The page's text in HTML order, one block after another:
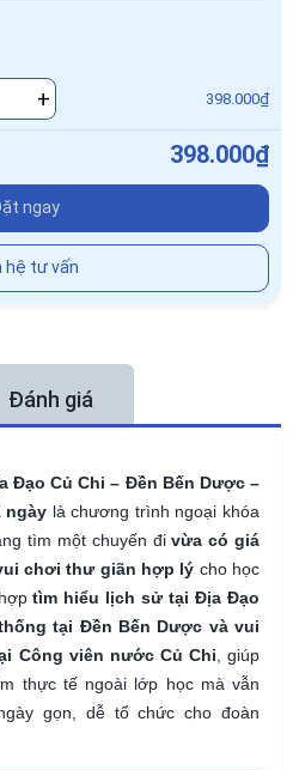
+ 398.000₫
398.000₫
ngay
hệ tư vấn
Đánh giá
Đạo Củ Chi – Đền Bến Dược –
ngày là chương trình ngoại khóa
tìm một chuyến đivừa có giá
chơi thư giãn hợp lý cho học
tìm hiểu lịch sử tại Địa Đạo
tại Đền Bến Dược và vui
Công viên nước Củ Chi , giúp
thực tế ngoài lớp học mà vẫn
gọn, dễ tổ chức cho đoàn